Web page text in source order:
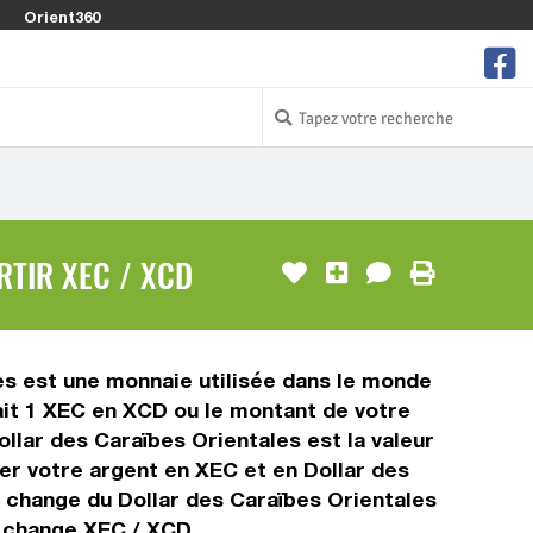
Orient360
XEC / XCD
est une monnaie utilisée dans le monde
1 XEC en XCD ou le montant de votre
des Caraïbes Orientales est la valeur
votre argent en XEC et en Dollar des
du Dollar des Caraïbes Orientales